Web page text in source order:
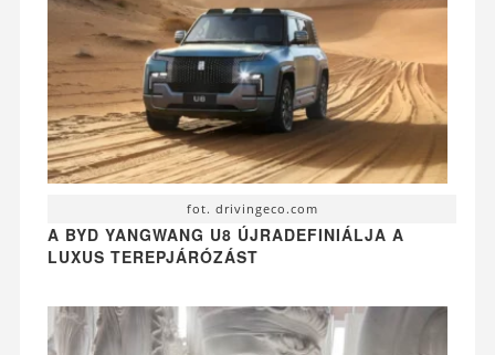
fot. drivingeco.com
A BYD YANGWANG U8 ÚJRADEFINIÁLJA A
LUXUS TEREPJÁRÓZÁST